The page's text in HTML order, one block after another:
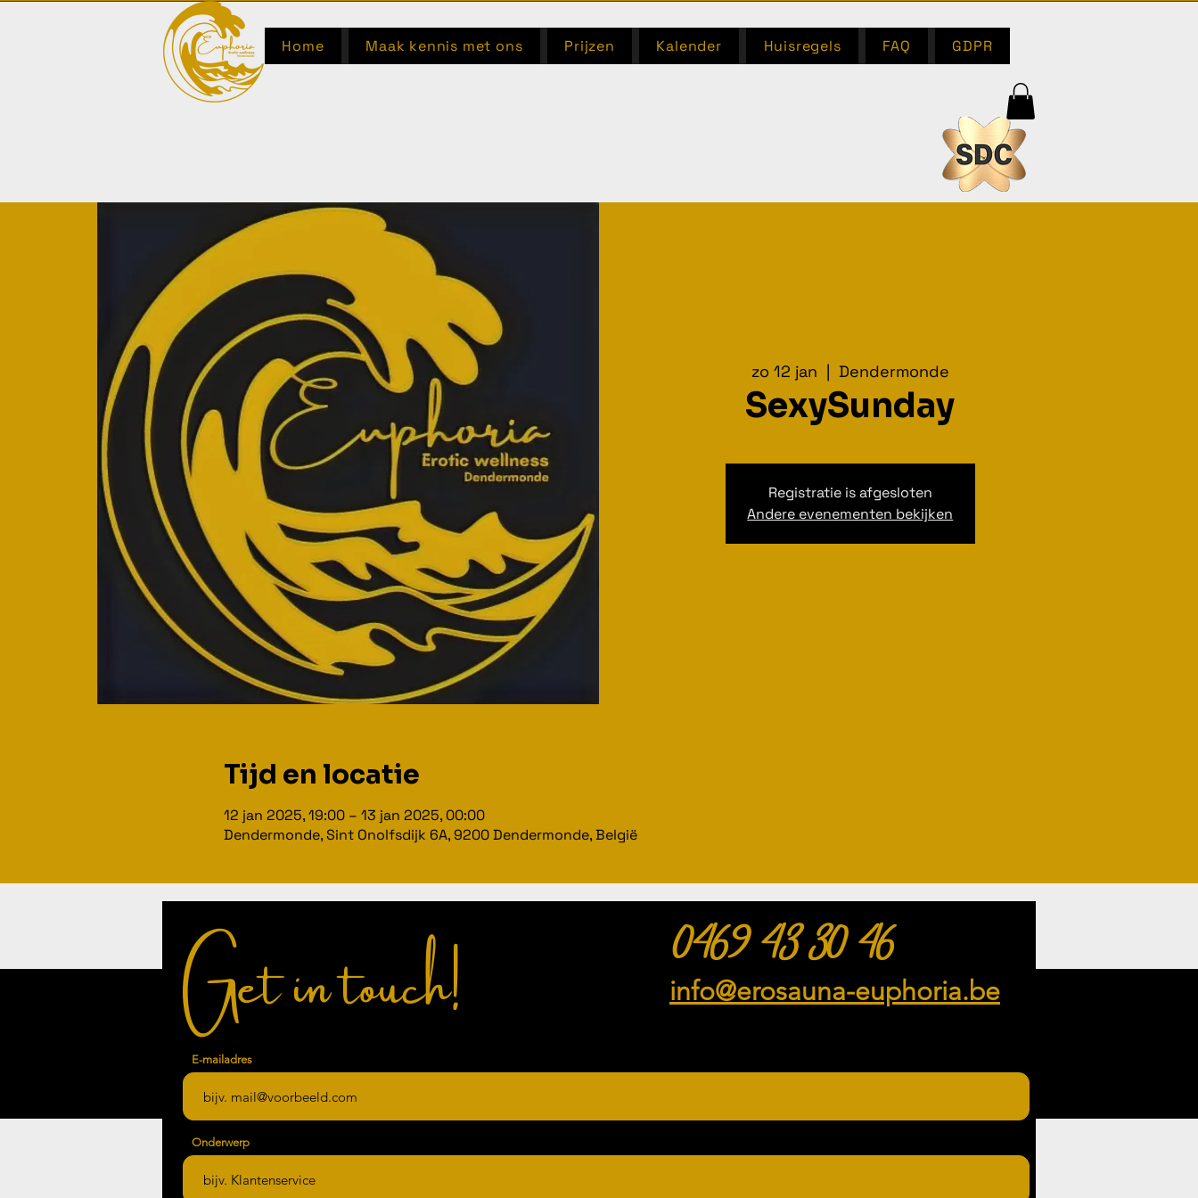
Home Maak kennis met ons Prijzen Kalender Huisregels FAQ GDPR
zo 12 jan
  |
Dendermonde
SexySunday
Registratie is afgesloten
Andere evenementen bekijken
Tijd en locatie
12 jan 2025, 19:00 – 13 jan 2025, 00:00
Dendermonde, Sint Onolfsdijk 6A, 9200 Dendermonde, België
Get in touch! 0469 43 30 46
info@erosauna-euphoria.be
E-mailadres
Onderwerp